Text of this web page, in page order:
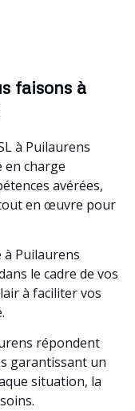
faisons à
à Puilaurens
en charge
avérées,
en œuvre pour
à Puilaurens
le cadre de vos
à faciliter vos
répondent
garantissant un
situation, la